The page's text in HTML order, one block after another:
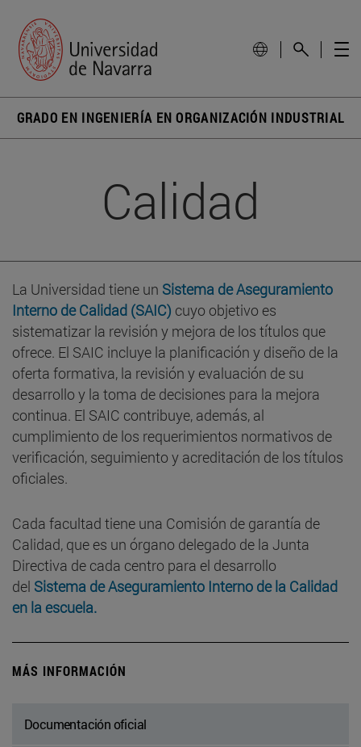
GRADO EN INGENIERÍA EN ORGANIZACIÓN INDUSTRIAL
Calidad
La Universidad tiene un Sistema de Aseguramiento
Interno de Calidad (SAIC) cuyo objetivo es
sistematizar la revisión y mejora de los títulos que
ofrece. El SAIC incluye la planificación y diseño de la
oferta formativa, la revisión y evaluación de su
desarrollo y la toma de decisiones para la mejora
continua. El SAIC contribuye, además, al
cumplimiento de los requerimientos normativos de
verificación, seguimiento y acreditación de los títulos
oficiales.
Cada facultad tiene una Comisión de garantía de
Calidad, que es un órgano delegado de la Junta
Directiva de cada centro para el desarrollo
del Sistema de Aseguramiento Interno de la Calidad
en la escuela.
MÁS INFORMACIÓN
Documentación oficial